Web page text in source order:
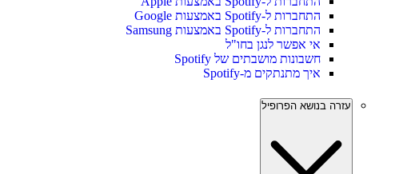
התחברות ל-Spotify באמצעות Google
התחברות ל-Spotify באמצעות Samsung
אי אפשר לנגן בחו"ל
חשבונות מושבתים של Spotify
איך מתנתקים מ-Spotify
עזרה בנושא הפרופיל